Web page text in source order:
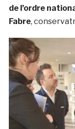
de l’ordre
Fabre,